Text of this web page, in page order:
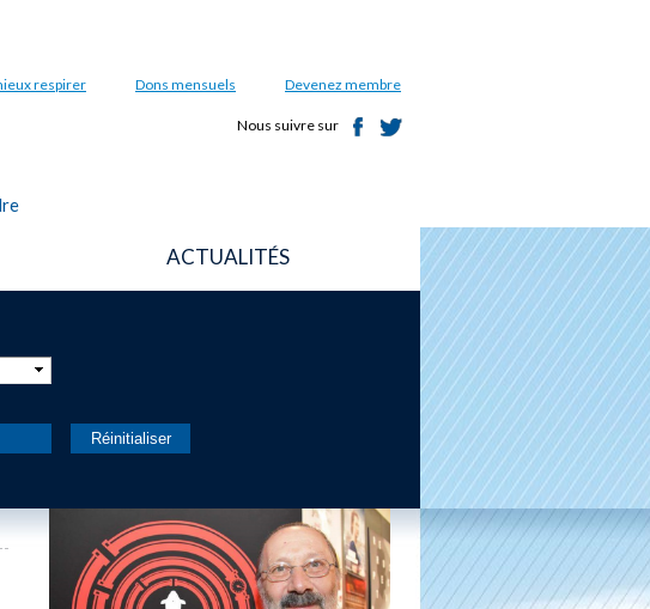
respirer Dons mensuels Devenez membre
Nous suivre sur
ACTUALITÉS